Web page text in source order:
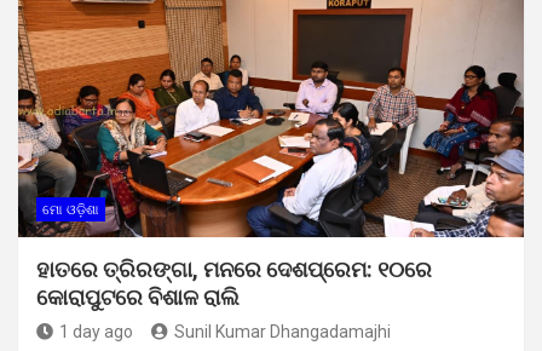
ମୋ ଓଡ଼ିଶା
ହାତରେ ତ୍ରିରଙ୍ଗା, ମନରେ ଦେଶପ୍ରେମ: ୧୦ରେ
କୋରାପୁଟରେ ବିଶାଳ ରାଲି
1 day ago Sunil Kumar Dhangadamajhi